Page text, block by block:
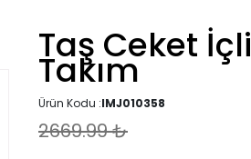
Taş Ceket
Takım
Ürün Kodu :IMJ010358
2669.99₺